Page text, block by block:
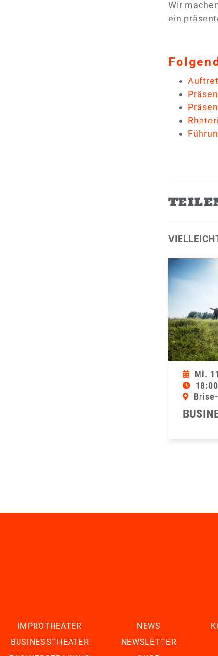
Wir
ein
Mi.
IMPROTHEATER
BUSINESSTHEATER
NEWS
NEWSLETTER